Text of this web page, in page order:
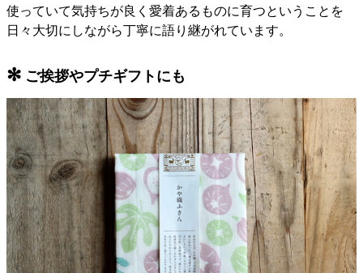
使っていて気持ちが良く愛着あるものに育つということを
日々大切にしながら丁寧に語り継がれています。
✻ ご挨拶やプチギフトにも